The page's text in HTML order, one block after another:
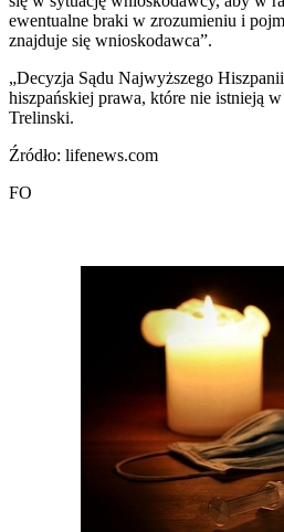
ewentualne braki w zrozumieniu i
znajduje się wnioskodawca”.
„Decyzja Sądu Najwyższego
hiszpańskiej prawa, które nie istnieją
Trelinski.
Źródło: lifenews.com
FO